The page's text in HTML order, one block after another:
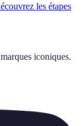
les étapes
marques iconiques.